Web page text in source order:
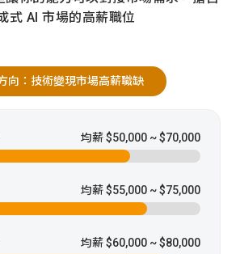
式 AI 市場的高薪職位
向：技術變現市場高薪職缺
均薪 $50,000 ~ $70,000
均薪 $55,000 ~ $75,000
均薪 $60,000 ~ $80,000